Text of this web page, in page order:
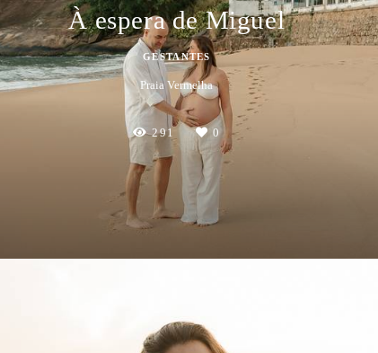
À espera de Miguel
GESTANTES
Praia Vermelha
291 0